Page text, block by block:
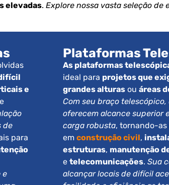
elevadas. Explore nossa vasta seleção de
Plataformas
As plataformas
ideal para projetos que
grandes alturasou áreas
Com seu braço
oferecem alcance superior
carga robusta, tornando-as
em construção civil,
estruturas, manutenção
e telecomunicações. Sua
alcançar locais de difícil
e
e
de
para
e